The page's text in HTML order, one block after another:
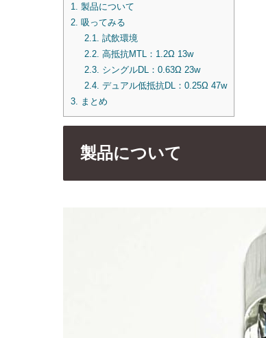
1.
製品について
2. 吸ってみる
2.1.
試飲環境
2.2. 高抵抗MTL：1.2Ω 13w
2.3. シングルDL：0.63Ω 23w
2.4. デュアル低抵抗DL：0.25Ω 47w
3.
まとめ
製品について